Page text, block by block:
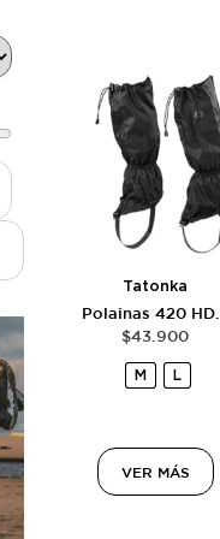
Tatonka
Polainas 420
$43.900
M L
VER MÁS